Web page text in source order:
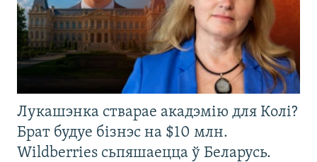
Лукашэнка стварае акадэмію для Колі?
Брат будуе бізнэс на $10 млн.
Wildberries сьпяшаецца ў Беларусь.